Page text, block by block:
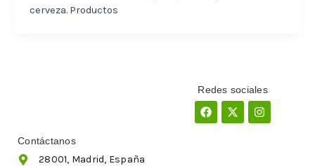
cerveza. Productos
Redes sociales
Facebook
X-
twitter
Instagram
Contáctanos
28001, Madrid, España